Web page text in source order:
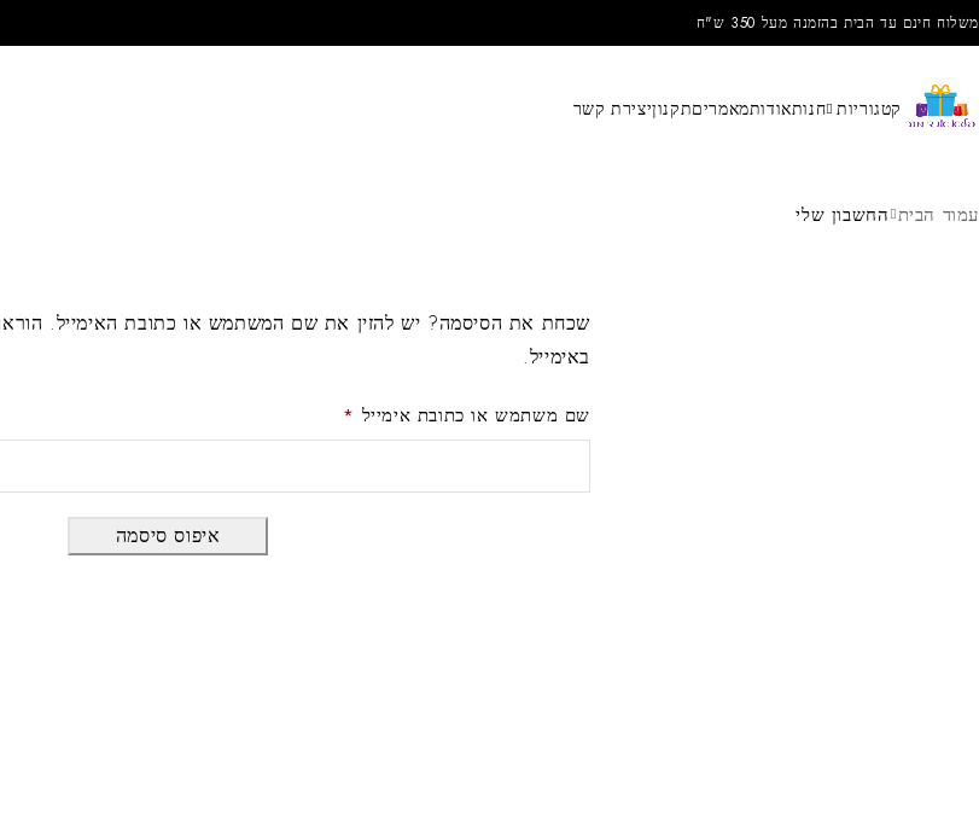
משלוח חינם עד הבית בהזמנה מעל 350 ש"ח
קטגוריות חנותאודותמאמריםתקנוןיצירת קשר
עמוד הבית החשבון שלי
שכחת את הסיסמה? יש להזין את שם המשתמש או כתובת האימייל.
באימייל.
שם משתמש או כתובת אימייל *
איפוס סיסמה